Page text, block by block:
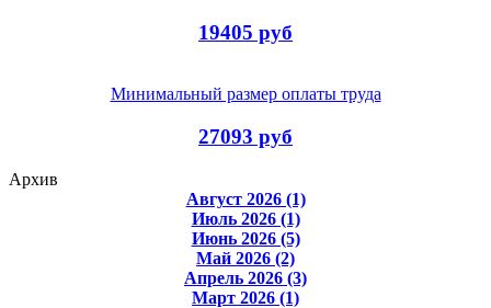
19405 руб
Минимальный размер оплаты труда
27093 руб
Архив
Август 2026 (1)
Июль 2026 (1)
Июнь 2026 (5)
Май 2026 (2)
Апрель 2026 (3)
Март 2026 (1)